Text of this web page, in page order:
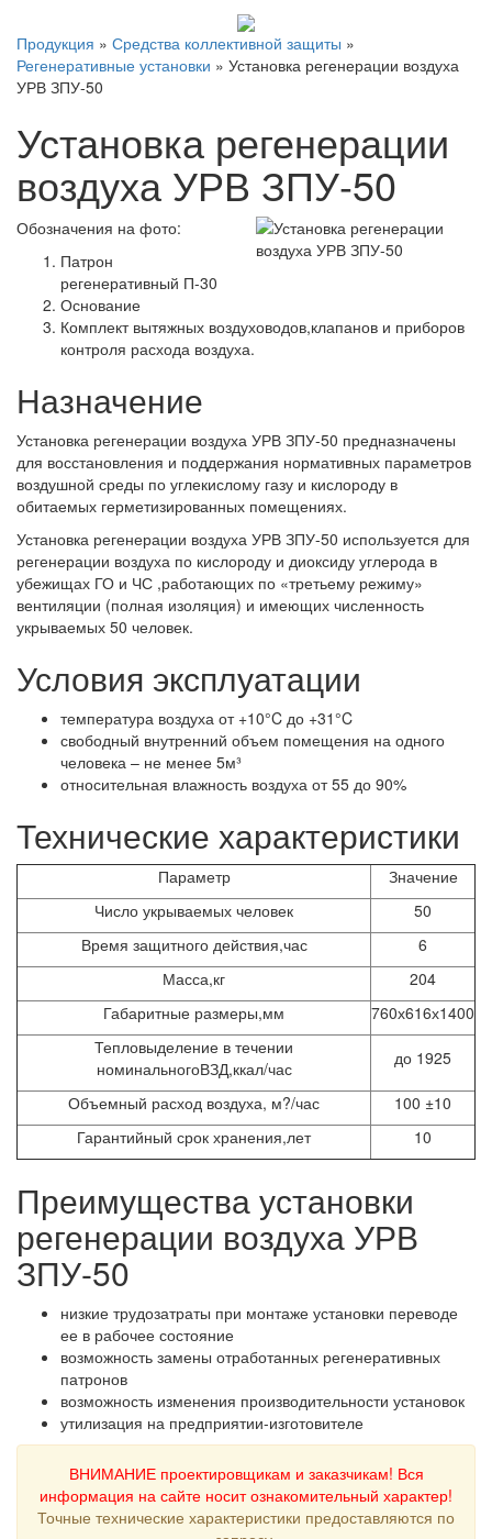
Продукция » Средства коллективной защиты »
Регенеративные установки » Установка регенерации воздуха
УРВ ЗПУ-50
Установка регенерации
воздуха УРВ ЗПУ-50
Обозначения на фото:
Патрон
регенеративный П-30
Основание
Комплект вытяжных воздуховодов,клапанов и приборов
контроля расхода воздуха.
Назначение
Установка регенерации воздуха УРВ ЗПУ-50 предназначены
для восстановления и поддержания нормативных параметров
воздушной среды по углекислому газу и кислороду в
обитаемых герметизированных помещениях.
Установка регенерации воздуха УРВ ЗПУ-50 используется для
регенерации воздуха по кислороду и диоксиду углерода в
убежищах ГО и ЧС ,работающих по «третьему режиму»
вентиляции (полная изоляция) и имеющих численность
укрываемых 50 человек.
Условия эксплуатации
температура воздуха от +10°C до +31°C
свободный внутренний объем помещения на одного
человека – не менее 5м³
относительная влажность воздуха от 55 до 90%
Технические характеристики
Параметр
Значение
Число укрываемых человек
50
Время защитного действия,час
6
Масса,кг
204
Габаритные размеры,мм
760х616х1400
Тепловыделение в течении
номинальногоВЗД,ккал/час
до 1925
Объемный расход воздуха, м?/час 100 ±10
Гарантийный срок хранения,лет
10
Преимущества установки
регенерации воздуха УРВ
ЗПУ-50
низкие трудозатраты при монтаже установки переводе
ее в рабочее состояние
возможность замены отработанных регенеративных
патронов
возможность изменения производительности установок
утилизация на предприятии-изготовителе
ВНИМАНИЕ проектировщикам и заказчикам! Вся
информация на сайте носит ознакомительный характер!
Точные технические характеристики предоставляются по